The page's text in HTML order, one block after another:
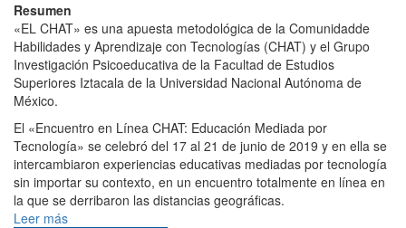
Resumen
«EL CHAT» es una apuesta metodológica de la Comunidadde
Habilidades y Aprendizaje con Tecnologías (CHAT) y el Grupo
Investigación Psicoeducativa de la Facultad de Estudios
Superiores Iztacala de la Universidad Nacional Autónoma de
México.
El «Encuentro en Línea CHAT: Educación Mediada por
Tecnología» se celebró del 17 al 21 de junio de 2019 y en ella se
intercambiaron experiencias educativas mediadas por tecnología
sin importar su contexto, en un encuentro totalmente en línea en
la que se derribaron las distancias geográficas.
Leer más